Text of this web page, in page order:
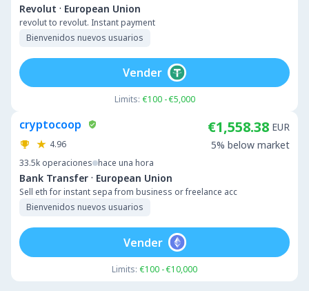
Revolut · European Union
revolut to revolut. Instant payment
Bienvenidos nuevos usuarios
Limits: €100 - €5,000
Vender
cryptocoop
4.96
33.5k operaciones hace una hora
Bank Transfer · European Union
Sell eth for instant sepa from business or freelance acc
Bienvenidos nuevos usuarios
€1,558.38 EUR
5% below market
Limits: €100 - €10,000
Vender